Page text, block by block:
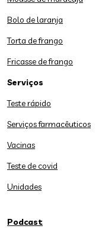
Bolo de laranja
Torta de frango
Fricasse de frango
Serviços
Teste rápido
Serviços farmacêuticos
Vacinas
Teste de covid
Unidades
Podcast